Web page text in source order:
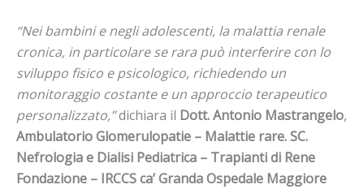
“Nei bambini e negli adolescenti, la malattia renale
cronica, in particolare se rara può interferire con lo
sviluppo fisico e psicologico, richiedendo un
monitoraggio costante e un approccio terapeutico
personalizzato,”dichiara il Dott. Antonio Mastrangelo,
Ambulatorio Glomerulopatie – Malattie rare. SC.
Nefrologia e Dialisi Pediatrica – Trapianti di Rene
Fondazione – IRCCS ca’ Granda Ospedale Maggiore